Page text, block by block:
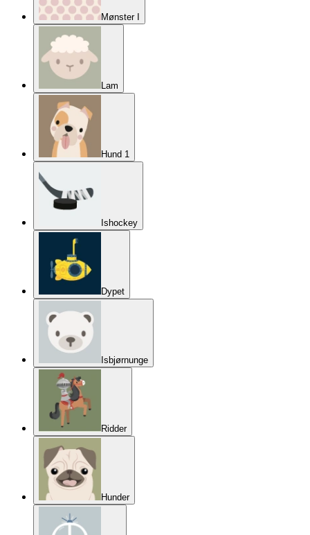
Mønster I
Lam
Hund 1
Ishockey
Dypet
Isbjørnunge
Ridder
Hunder